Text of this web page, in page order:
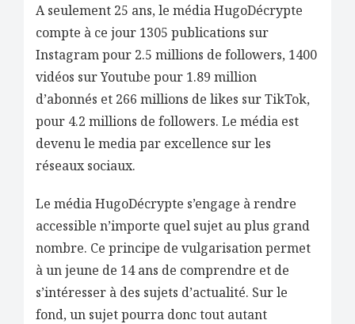
A seulement 25 ans, le média HugoDécrypte
compte à ce jour 1305 publications sur
Instagram pour 2.5 millions de followers, 1400
vidéos sur Youtube pour 1.89 million
d’abonnés et 266 millions de likes sur TikTok,
pour 4.2 millions de followers. Le média est
devenu le media par excellence sur les
réseaux sociaux.
Le média HugoDécrypte s’engage à rendre
accessible n’importe quel sujet au plus grand
nombre. Ce principe de vulgarisation permet
à un jeune de 14 ans de comprendre et de
s’intéresser à des sujets d’actualité. Sur le
fond, un sujet pourra donc tout autant